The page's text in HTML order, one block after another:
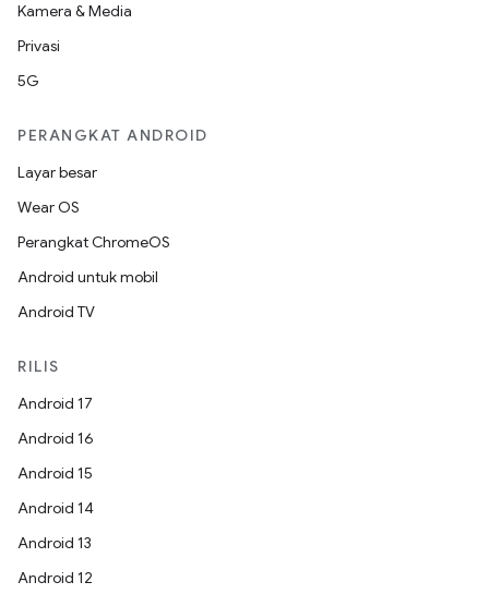
Kamera & Media
Privasi
5G
PERANGKAT ANDROID
Layar besar
Wear OS
Perangkat ChromeOS
Android untuk mobil
Android TV
RILIS
Android 17
Android 16
Android 15
Android 14
Android 13
Android 12